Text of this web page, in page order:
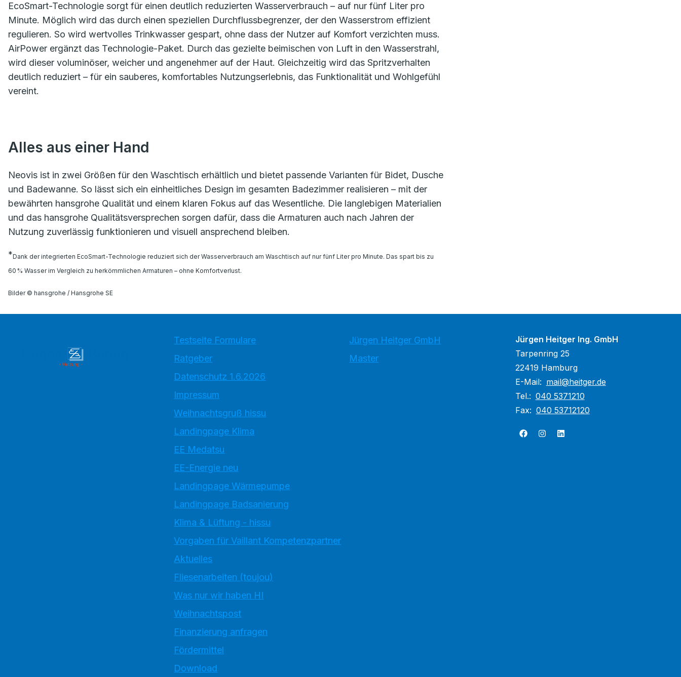
EcoSmart-Technologie sorgt für einen deutlich reduzierten Wasserverbrauch – auf nur fünf Liter pro
Minute. Möglich wird das durch einen speziellen Durchflussbegrenzer, der den Wasserstrom effizient
regulieren. So wird wertvolles Trinkwasser gespart, ohne dass der Nutzer auf Komfort verzichten muss.
AirPower ergänzt das Technologie-Paket. Durch das gezielte beimischen von Luft in den Wasserstrahl,
wird dieser voluminöser, weicher und angenehmer auf der Haut. Gleichzeitig wird das Spritzverhalten
deutlich reduziert – für ein sauberes, komfortables Nutzungserlebnis, das Funktionalität und Wohlgefühl
vereint.
Alles aus einer Hand
Neovis ist in zwei Größen für den Waschtisch erhältlich und bietet passende Varianten für Bidet, Dusche
und Badewanne. So lässt sich ein einheitliches Design im gesamten Badezimmer realisieren – mit der
bewährten hansgrohe Qualität und einem klaren Fokus auf das Wesentliche. Die langlebigen Materialien
und das hansgrohe Qualitätsversprechen sorgen dafür, dass die Armaturen auch nach Jahren der
Nutzung zuverlässig funktionieren und visuell ansprechend bleiben.
*Dank der integrierten EcoSmart-Technologie reduziert sich der Wasserverbrauch am Waschtisch auf nur fünf Liter pro Minute. Das spart bis zu
60 % Wasser im Vergleich zu herkömmlichen Armaturen – ohne Komfortverlust.
Bilder © hansgrohe / Hansgrohe SE
Testseite Formulare
Ratgeber
Datenschutz 1.6.2026
Impressum
Weihnachtsgruß hissu
Landingpage Klima
EE Medatsu
EE-Energie neu
Landingpage Wärmepumpe
Landingpage Badsanierung
Klima & Lüftung - hissu
Vorgaben für Vaillant Kompetenzpartner
Aktuelles
Fliesenarbeiten (toujou)
Was nur wir haben HI
Weihnachtspost
Finanzierung anfragen
Fördermittel
Download
Jürgen Heitger GmbH
Master
Jürgen Heitger Ing. GmbH
Tarpenring 25
22419 Hamburg
E-Mail: mail@heitger.de
Tel.: 040 5371210
Fax: 040 53712120